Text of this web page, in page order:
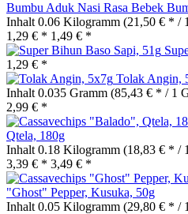
Bumbu Aduk Nasi Rasa Bebek
Inhalt 0.06 Kilogramm (21,50 € * /
1,29 € * 1,49 € *
1,29 € *
Tolak Angin,
Inhalt 0.035 Gramm (85,43 € * / 1
2,99 € *
Qtela, 180g
Inhalt 0.18 Kilogramm (18,83 € * /
3,39 € * 3,49 € *
"Ghost" Pepper, Kusuka, 50g
Inhalt 0.05 Kilogramm (29,80 € * /